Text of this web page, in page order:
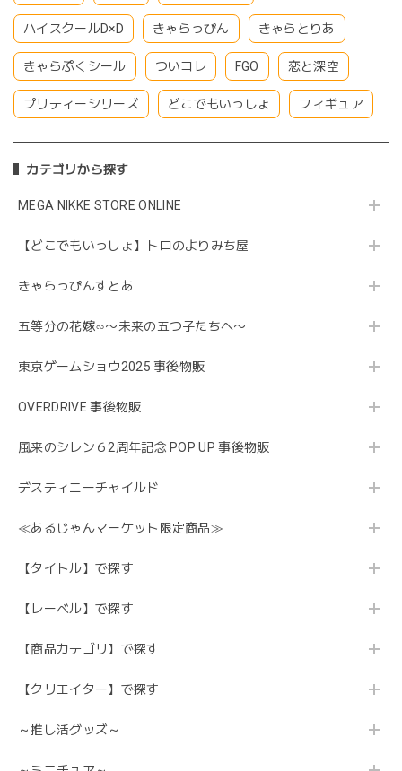
ハイスクールD×D きゃらっぴん きゃらとりあ
きゃらぷくシール ついコレ FGO 恋と深空
プリティーシリーズ どこでもいっしょ フィギュア
カテゴリから探す
MEGA NIKKE STORE ONLINE
【どこでもいっしょ】トロのよりみち屋
きゃらっぴんすとあ
五等分の花嫁∽〜未来の五つ子たちへ〜
東京ゲームショウ2025 事後物販
OVERDRIVE 事後物販
風来のシレン６2周年記念 POP UP 事後物販
デスティニーチャイルド
≪あるじゃんマーケット限定商品≫
【タイトル】で探す
【レーベル】で探す
【商品カテゴリ】で探す
【クリエイター】で探す
～推し活グッズ～